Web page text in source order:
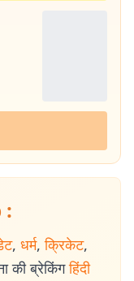
:
, धर्म, क्रिकेट,
की ब्रेकिंग हिंदी